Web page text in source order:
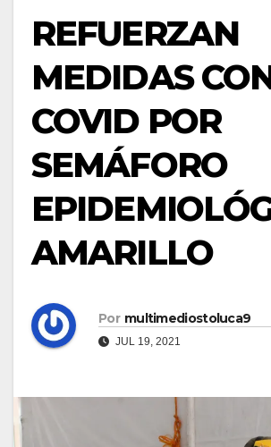
REFUERZAN
MEDIDAS
COVID POR
SEMÁFORO
AMARILLO
Por multimediostoluca9
JUL 19, 2021